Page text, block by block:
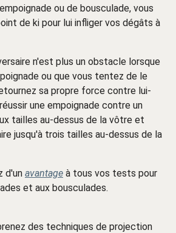
ou de bousculade, vous
de ki pour lui infliger vos dégâts à
n'est plus un obstacle lorsque
ou que vous tentez de le
sa propre force contre lui-
une empoignade contre un
tailles au-dessus de la vôtre et
jusqu'à trois tailles au-dessus de la
d'un avantage à tous vos tests pour
et aux bousculades.
des techniques de projection